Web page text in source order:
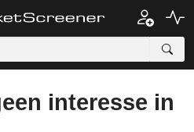
interesse in